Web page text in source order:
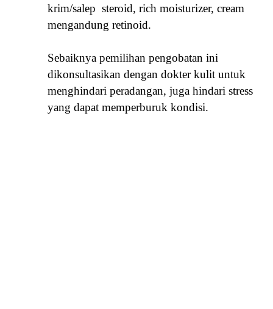
krim/salep steroid, rich moisturizer, cream
mengandung retinoid.
Sebaiknya pemilihan pengobatan ini
dikonsultasikan dengan dokter kulit untuk
menghindari peradangan, juga hindari stress
yang dapat memperburuk kondisi.